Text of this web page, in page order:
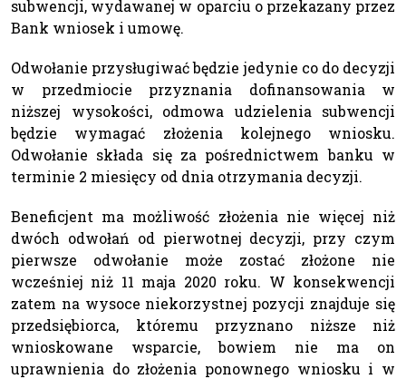
subwencji, wydawanej w oparciu o przekazany przez
Bank wniosek i umowę.
Odwołanie przysługiwać będzie jedynie co do decyzji
w przedmiocie przyznania dofinansowania w
niższej wysokości, odmowa udzielenia subwencji
będzie wymagać złożenia kolejnego wniosku.
Odwołanie składa się za pośrednictwem banku w
terminie 2 miesięcy od dnia otrzymania decyzji.
Beneficjent ma możliwość złożenia nie więcej niż
dwóch odwołań od pierwotnej decyzji, przy czym
pierwsze odwołanie może zostać złożone nie
wcześniej niż 11 maja 2020 roku. W konsekwencji
zatem na wysoce niekorzystnej pozycji znajduje się
przedsiębiorca, któremu przyznano niższe niż
wnioskowane wsparcie, bowiem nie ma on
uprawnienia do złożenia ponownego wniosku i w